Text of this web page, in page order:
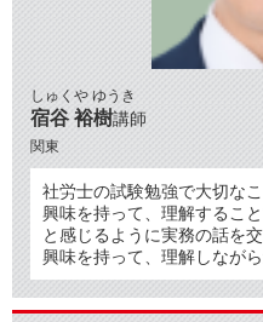
しゅくや ゆうき
宿谷 裕樹講師
関東
社労士の試験勉強で大切な
興味を持って、理解するこ
と感じるように実務の話を
興味を持って、理解しなが